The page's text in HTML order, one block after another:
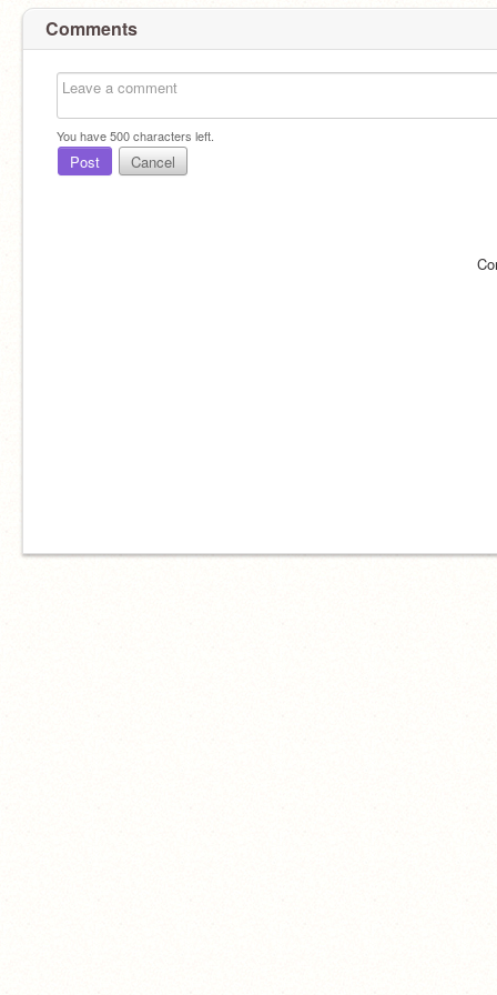
Comments
You have500characters left.
Post Cancel